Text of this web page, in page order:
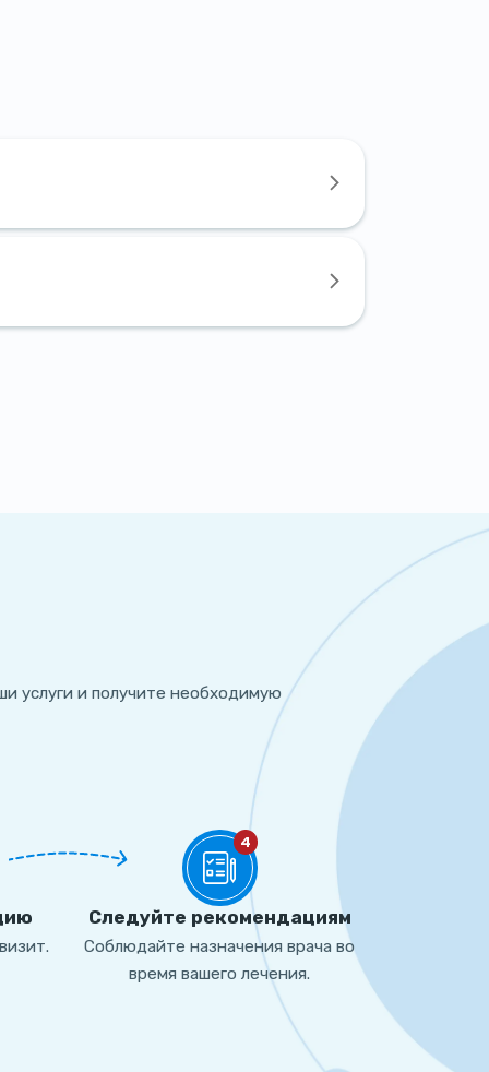
услуги и получите необходимую
4
Cледуйте рекомендациям
Соблюдайте назначения врача во
время вашего лечения.